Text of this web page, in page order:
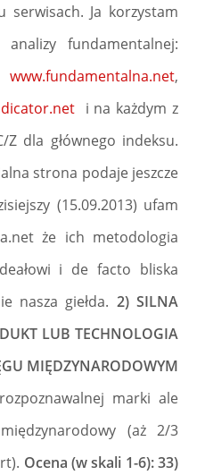
serwisach. Ja korzystam
fundamentalnej:
www.fundamentalna.net,
i na każdym z
dla głównego indeksu.
strona podaje jeszcze
(15.09.2013) ufam
że ich metodologia
i de facto bliska
nasza giełda. 2) SILNA
LUB TECHNOLOGIA
MIĘDZYNARODOWYM
marki ale
(aż 2/3
Ocena (w skali 1-6): 33)